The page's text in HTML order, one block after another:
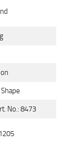
No.: 8473